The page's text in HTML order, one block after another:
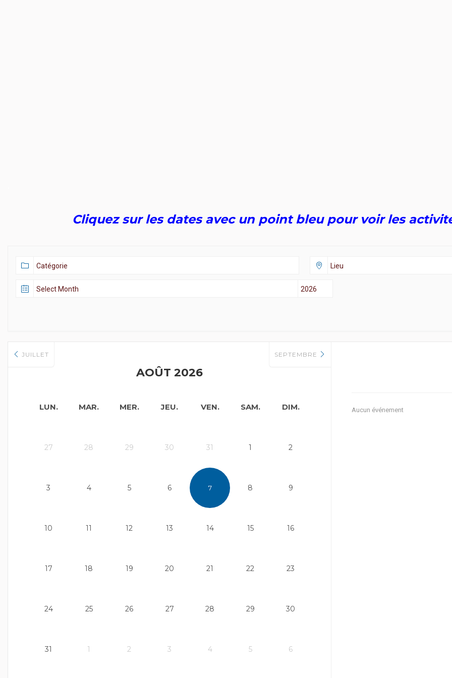
Cliquez sur les dates avec un point bleu pour voir les
JUILLET
AOÛT 2026
SEPTEMBRE
LUN. MAR. MER. JEU. VEN. SAM. DIM.
27 28 29 30 31 1 2
3 4 5 6 7 8 9
10 11 12 13 14 15 16
17 18 19 20 21 22 23
24 25 26 27 28 29 30
31 1 2 3 4 5 6
Aucun événement